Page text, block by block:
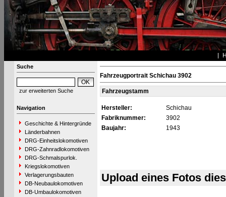
Suche
zur erweiterten Suche
Navigation
Geschichte & Hintergründe
Länderbahnen
DRG-Einheitslokomotiven
DRG-Zahnradlokomotiven
DRG-Schmalspurlok.
Kriegslokomotiven
Verlagerungsbauten
DB-Neubaulokomotiven
DB-Umbaulokomotiven
Fahrzeugportrait Schichau 3902
Fahrzeugstamm
Hersteller:
Schichau
Fabriknummer:
3902
Baujahr:
1943
Upload eines Fotos